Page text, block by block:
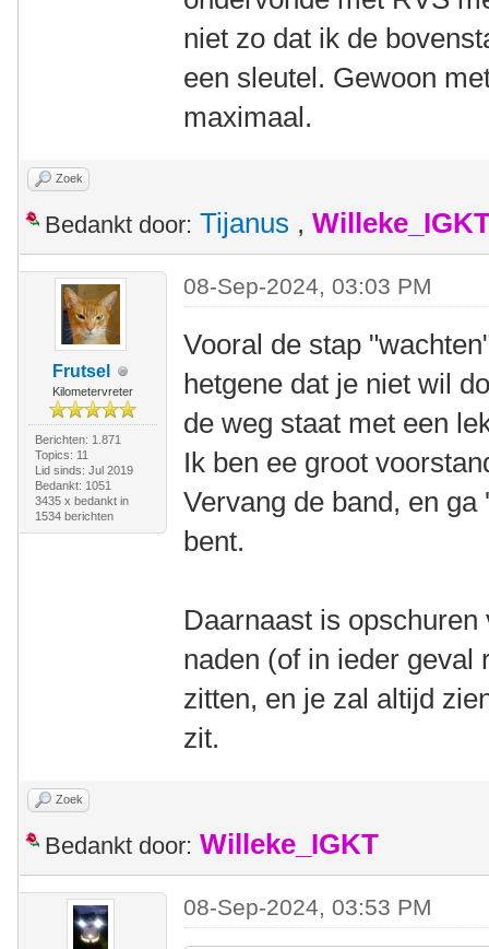
niet zo dat ik de
een sleutel. Gewoon
maximaal.
Zoek
Bedankt door: Tijanus ,
Frutsel
Kilometervreter
Berichten: 1.871
Topics: 11
Lid sinds: Jul 2019
Bedankt: 1051
3435 x bedankt in
1534 berichten
08-Sep-2024, 03:03 PM
Vooral de stap
hetgene dat je niet wil
de weg staat met een
Ik ben ee groot
Vervang de band, en
bent.
Daarnaast is
naden (of in ieder geval
zitten, en je zal altijd
zit.
Zoek
Bedankt door: Willeke_IGKT
08-Sep-2024, 03:53 PM